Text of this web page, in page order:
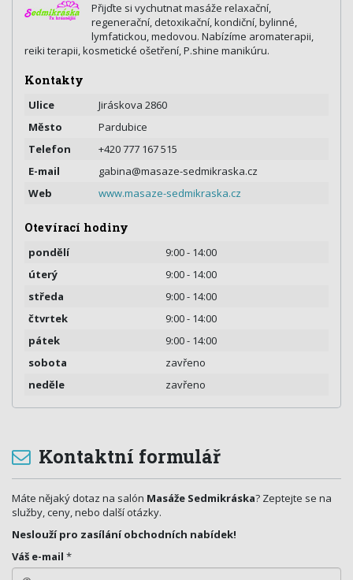
Přijďte si vychutnat masáže relaxační,
regenerační, detoxikační, kondiční, bylinné,
lymfatickou, medovou. Nabízíme aromaterapii,
reiki terapii, kosmetické ošetření, P.shine manikúru.
Kontakty
Ulice
Jiráskova 2860
Město
Pardubice
Telefon
+420 777 167 515
E-mail
gabina@masaze-sedmikraska.cz
Web
www.masaze-sedmikraska.cz
Otevírací hodiny
pondělí
9:00 - 14:00
úterý
9:00 - 14:00
středa
9:00 - 14:00
čtvrtek
9:00 - 14:00
pátek
9:00 - 14:00
sobota
zavřeno
neděle
zavřeno
Kontaktní formulář
Máte nějaký dotaz na salón Masáže Sedmikráska? Zeptejte se na
služby, ceny, nebo další otázky.
Neslouží pro zasílání obchodních nabídek!
Váš e-mail *